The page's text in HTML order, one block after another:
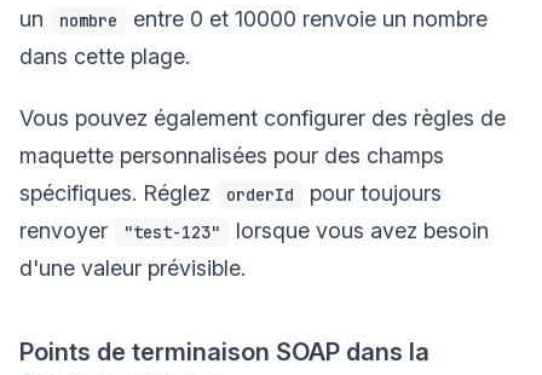
un
nombre
entre 0 et 10000 renvoie un nombre
dans cette plage.
Vous pouvez également configurer des règles de
maquette personnalisées pour des champs
spécifiques. Réglez
orderId
pour toujours
renvoyer
"test-123"
lorsque vous avez besoin
d'une valeur prévisible.
Points de terminaison SOAP dans la